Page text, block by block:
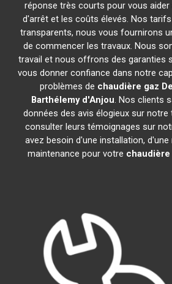
réponse très courts pour vous aider
d'arrêt et les coûts élevés. Nos
transparents, nous vous fournirons
de commencer les travaux. Nous
travail et nous offrons des garanties
vous donner confiance dans notre
problèmes de chaudière gaz
Barthélemy d'Anjou. Nos clients
données des avis élogieux sur notre
consulter leurs témoignages sur
avez besoin d'une installation,
maintenance pour votre chaudière